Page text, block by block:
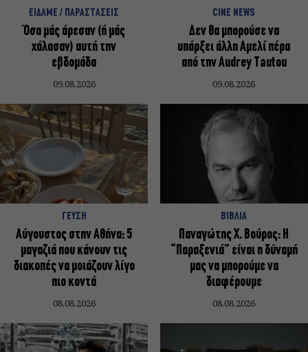
ΕΙΔΑΜΕ / ΠΑΡΑΣΤΑΣΕΙΣ
Όσα μάς άρεσαν (ή μάς
χάλασαν) αυτή την
εβδομάδα
09.08.2026
CINE NEWS
Δεν θα μπορούσε να
υπάρξει άλλη Αμελί πέρα
από την Audrey Tautou
09.08.2026
ΓΕΥΣΗ
Αύγουστος στην Αθήνα: 5
μαγαζιά που κάνουν τις
διακοπές να μοιάζουν λίγο
πιο κοντά
08.08.2026
ΒΙΒΛΙΑ
Παναγώτης Χ. Βούρος: Η
“Παραξενιά” είναι η δύναμή
μας να μπορούμε να
διαφέρουμε
08.08.2026